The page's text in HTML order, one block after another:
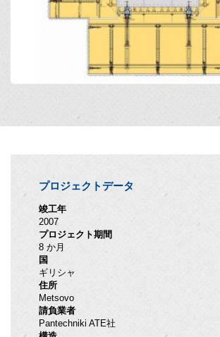
プロジェクトデータ
竣工年
2007
プロジェクト期間
8 か月
国
ギリシャ
住所
Metsovo
請負業者
Pantechniki ATE社